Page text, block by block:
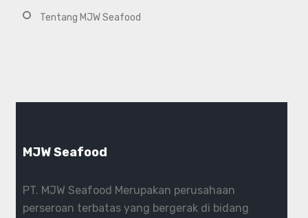
Tentang MJW Seafood
MJW Seafood
PT. MJW Seafood Merupakan perusahaan
perseroan terbatas yang bergerak di bidang